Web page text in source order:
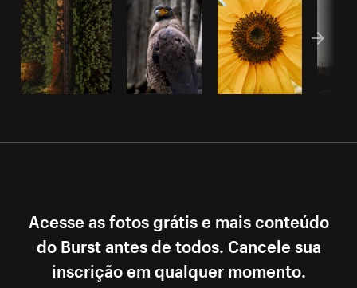
Acesse as fotos grátis e mais conteúdo
do Burst antes de todos. Cancele sua
inscrição em qualquer momento.